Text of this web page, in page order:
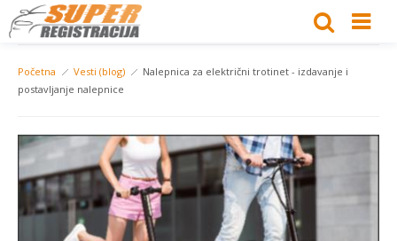
Početna Vesti (blog)
Nalepnica za električni trotinet - izdavanje i
postavljanje nalepnice